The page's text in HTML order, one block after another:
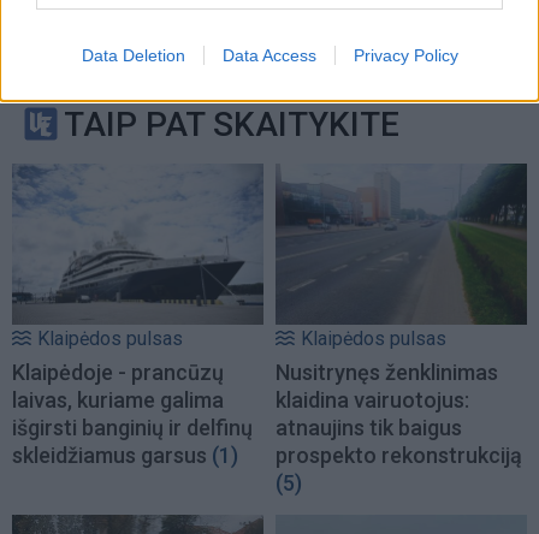
Data Deletion Data Access Privacy Policy
TAIP PAT SKAITYKITE
Klaipėdos pulsas
Klaipėdoje - prancūzų
laivas, kuriame galima
išgirsti banginių ir delfinų
skleidžiamus garsus (1)
Klaipėdos pulsas
Nusitrynęs ženklinimas
klaidina vairuotojus:
atnaujins tik baigus
prospekto rekonstrukciją
(5)